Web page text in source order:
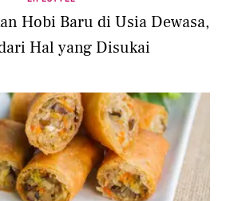
Hobi Baru di Usia Dewasa,
Hal yang Disukai